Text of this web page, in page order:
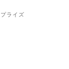
ライズ